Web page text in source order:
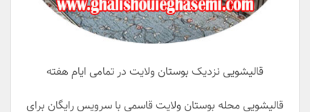
قالیشویی نزدیک بوستان ولایت در تمامی ایام هفته
قالیشویی محله بوستان ولایت قاسمی با سرویس رایگان برای